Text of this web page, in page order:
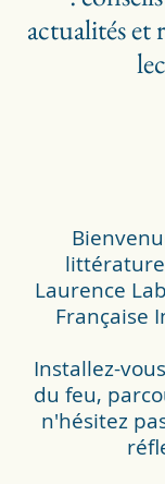
actualités et
Laurence
Française
Installez-
du feu,
n'hésitez